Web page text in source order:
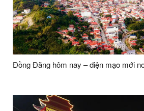
Đồng Đăng hôm nay – diện mạo mới